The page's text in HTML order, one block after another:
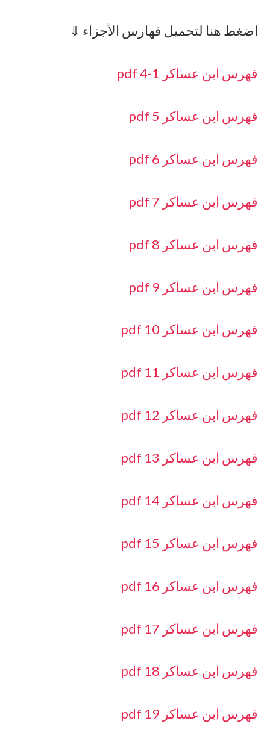
اضغط هنا لتحميل فهارس الأجزاء ⇓
فهرس ابن عساكر 1-4 pdf
فهرس ابن عساكر 5 pdf
فهرس ابن عساكر 6 pdf
فهرس ابن عساكر 7 pdf
فهرس ابن عساكر 8 pdf
فهرس ابن عساكر 9 pdf
فهرس ابن عساكر 10 pdf
فهرس ابن عساكر 11 pdf
فهرس ابن عساكر 12 pdf
فهرس ابن عساكر 13 pdf
فهرس ابن عساكر 14 pdf
فهرس ابن عساكر 15 pdf
فهرس ابن عساكر 16 pdf
فهرس ابن عساكر 17 pdf
فهرس ابن عساكر 18 pdf
فهرس ابن عساكر 19 pdf